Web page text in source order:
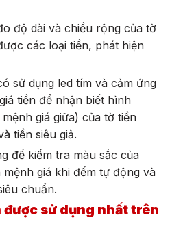
độ dài và chiều rộng của tờ
các loại tiền, phát hiện
sử dụng led tím và cảm ứng
tiền để nhận biết hình
giá giữa) của tờ tiền
tiền siêu giả.
để kiểm tra màu sắc của
giá khi đếm tự động và
chuẩn.
được sử dụng nhất trên